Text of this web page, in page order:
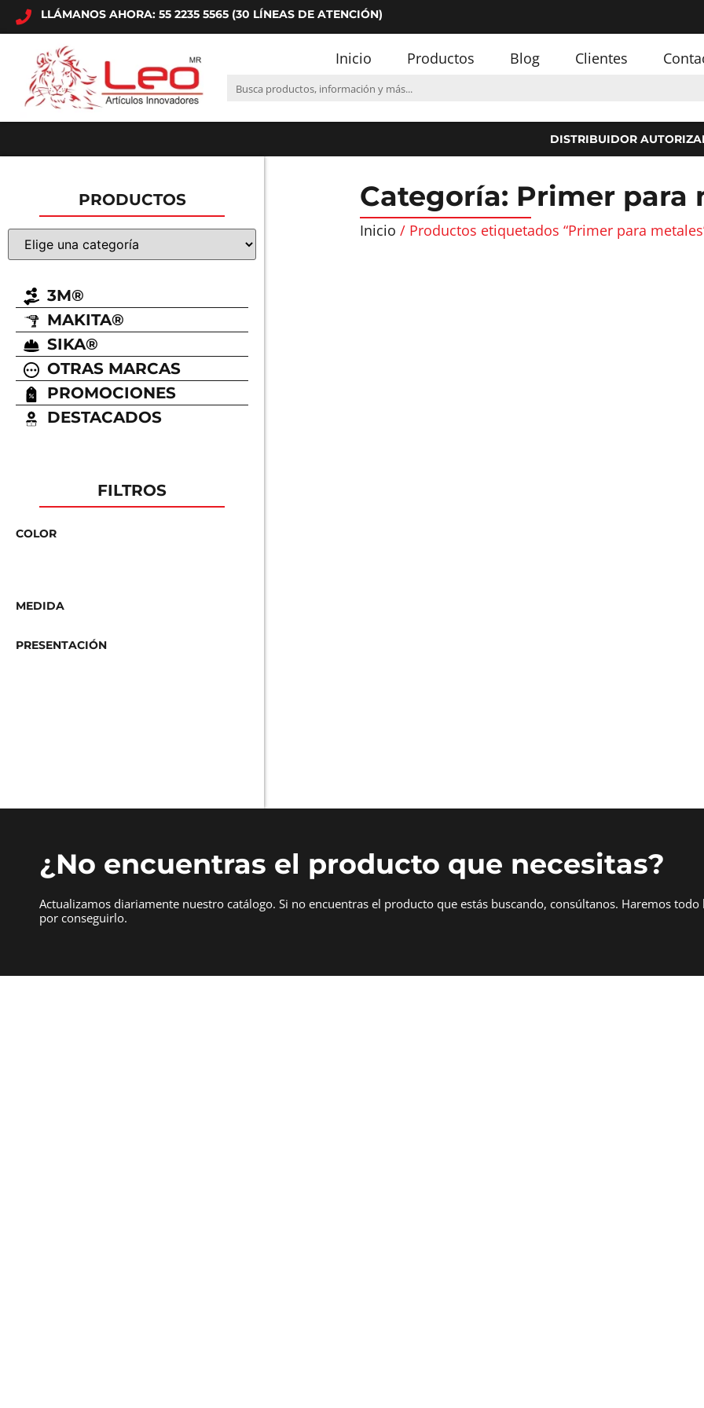
LLÁMANOS AHORA: 55 2235 5565 (30 LÍNEAS DE ATENCIÓN)
Inicio Productos Blog Clientes
DISTRIBUIDOR
PRODUCTOS
3M®
MAKITA®
SIKA®
OTRAS MARCAS
PROMOCIONES
DESTACADOS
FILTROS
COLOR
MEDIDA
PRESENTACIÓN
Categoría: Primer para
Inicio / Productos etiquetados “Primer para
¿No encuentras el producto que necesitas?
Actualizamos diariamente nuestro catálogo. Si no encuentras el producto que estás buscando, consúltanos. Haremos
por conseguirlo.